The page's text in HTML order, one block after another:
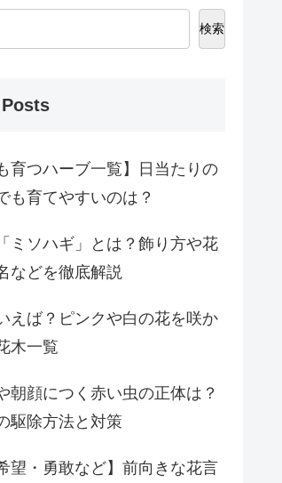
検索
育つハーブ一覧】日当たりの
も育てやすいのは？
ミソハギ」とは？飾り方や花
などを徹底解説
えば？ピンクや白の花を咲か
木一覧
朝顔につく赤い虫の正体は？
駆除方法と対策
望・勇敢など】前向きな花言